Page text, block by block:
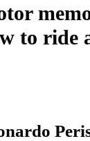
to ride